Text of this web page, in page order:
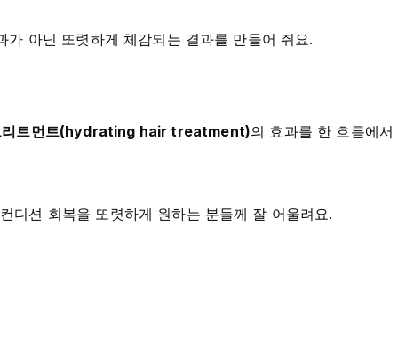
아닌 또렷하게 체감되는 결과를 만들어 줘요.
리트먼트(hydrating hair treatment)의 효과를 한 흐름에
디션 회복을 또렷하게 원하는 분들께 잘 어울려요.